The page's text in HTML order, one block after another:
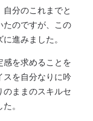
分のこれまでと
たのですが、この
進みました。
を求めることを
スを自分なりに吟
ままのスキルセ
。